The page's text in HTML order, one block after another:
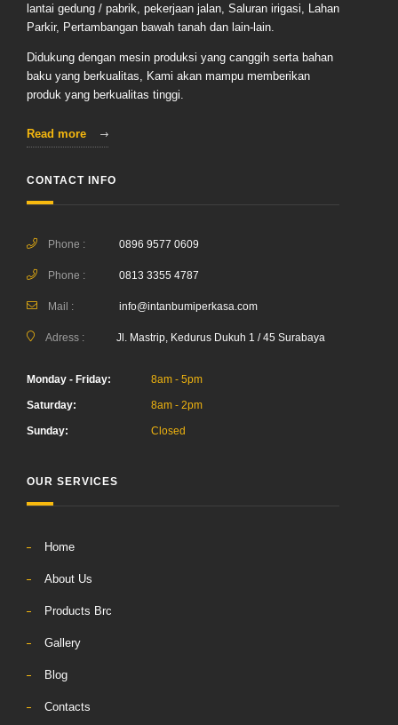
lantai gedung / pabrik, pekerjaan jalan, Saluran irigasi, Lahan
Parkir, Pertambangan bawah tanah dan lain-lain.
Didukung dengan mesin produksi yang canggih serta bahan
baku yang berkualitas, Kami akan mampu memberikan
produk yang berkualitas tinggi.
Read more
CONTACT INFO
Phone : 0896 9577 0609
Phone : 0813 3355 4787
Mail : info@intanbumiperkasa.com
Adress : Jl. Mastrip, Kedurus Dukuh 1 / 45 Surabaya
Monday - Friday: 8am - 5pm
Saturday: 8am - 2pm
Sunday: Closed
OUR SERVICES
Home
About Us
Products Brc
Gallery
Blog
Contacts